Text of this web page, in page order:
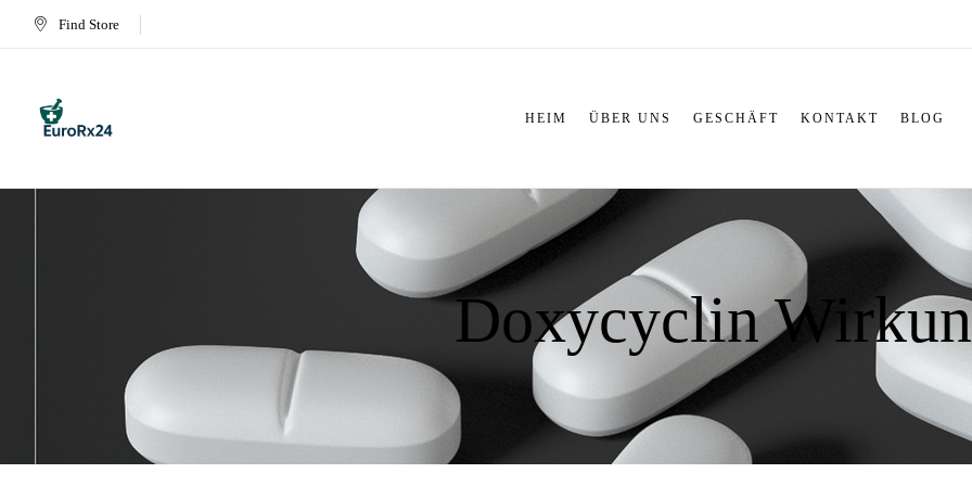
Find Store
HEIM ÜBER UNS GESCHÄFT KONTAKT BLOG
Doxycyclin